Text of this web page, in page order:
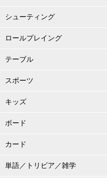
シューティング
ロールプレイング
テーブル
スポーツ
キッズ
ボード
カード
単語／トリビア／雑学